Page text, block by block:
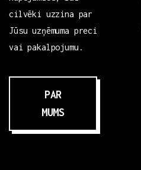
cilvēki uzzina par
Jūsu uzņēmuma preci
vai pakalpojumu.
PAR
MUMS